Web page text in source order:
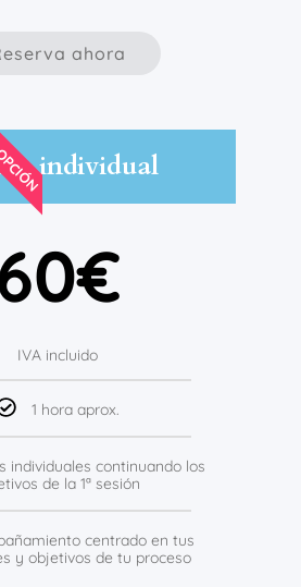
ahora
individual
IVA incluido
1 hora aprox.
individuales continuando los
de la 1ª sesión
centrado en tus
y objetivos de tu proceso